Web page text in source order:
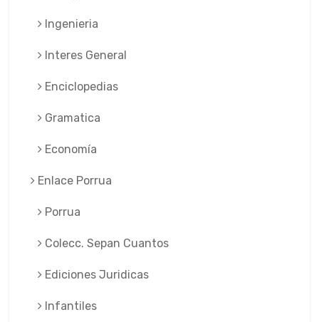
Ingenieria
Interes General
Enciclopedias
Gramatica
Economía
Enlace Porrua
Porrua
Colecc. Sepan Cuantos
Ediciones Juridicas
Infantiles